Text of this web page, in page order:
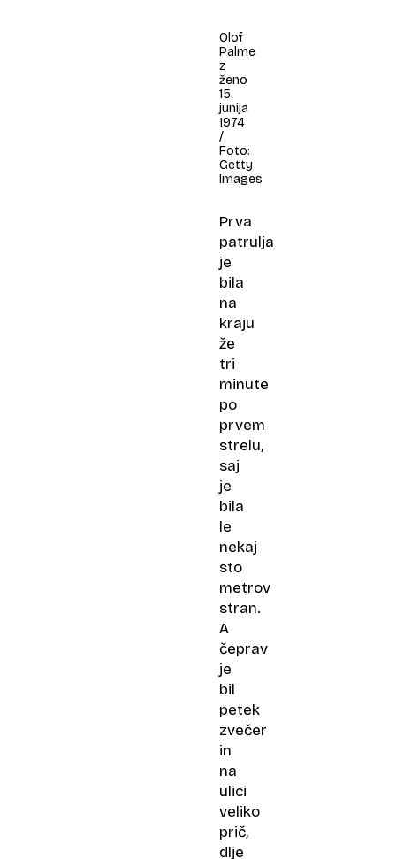
Olof
Palme
z
ženo
15.
junija
1974
/
Foto:
Getty
Images
Prva
patrulja
je
bila
na
kraju
že
tri
minute
po
prvem
strelu,
saj
je
bila
le
nekaj
sto
metrov
stran.
A
čeprav
je
bil
petek
zvečer
in
na
ulici
veliko
prič,
dlje